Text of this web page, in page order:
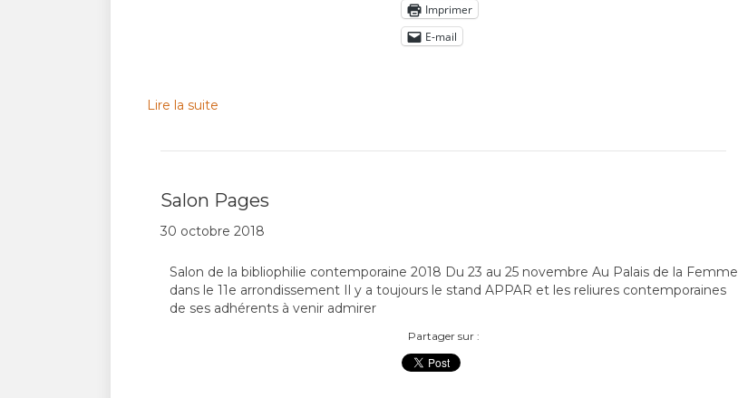
Imprimer
E-mail
Lire la suite
Salon Pages
30 octobre 2018
Salon de la bibliophilie contemporaine 2018 Du 23 au 25 novembre Au Palais de la Femme
dans le 11e arrondissement Il y a toujours le stand APPAR et les reliures contemporaines
de ses adhérents à venir admirer
Partager sur :